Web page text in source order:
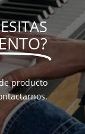
producto